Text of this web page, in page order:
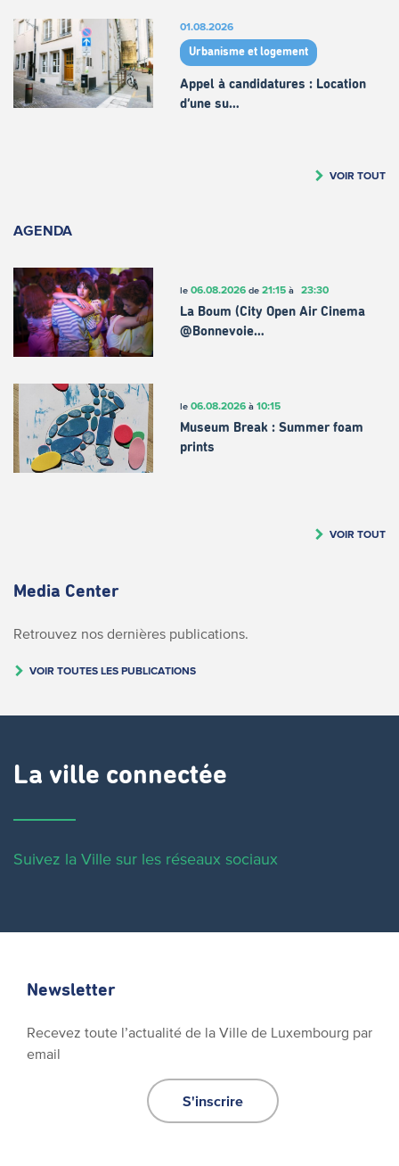
01.08.2026
Urbanisme et logement
Appel à candidatures : Location
d’une su…
VOIR TOUT
AGENDA
le 06.08.2026de 21:15à 23:30
La Boum (City Open Air Cinema
@Bonnevoie…
le 06.08.2026à 10:15
Museum Break : Summer foam
prints
VOIR TOUT
Media Center
Retrouvez nos dernières publications.
VOIR TOUTES LES PUBLICATIONS
La ville connectée
Suivez la Ville sur les réseaux sociaux
Newsletter
Recevez toute l’actualité de la Ville de Luxembourg par
email
S'inscrire